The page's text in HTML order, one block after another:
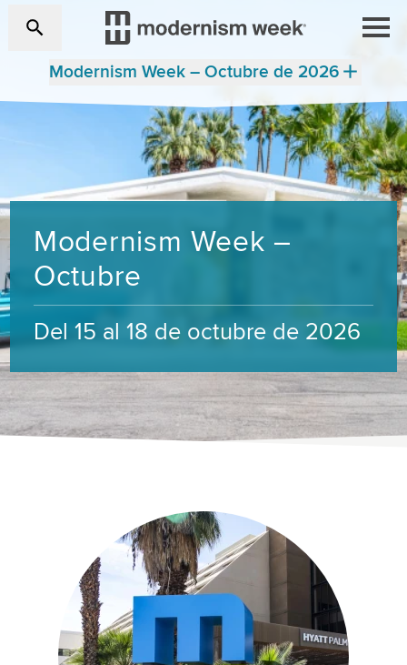
Modernism Week – Octubre de 2026
Modernism Week –
Octubre
Del 15 al 18 de octubre de 2026